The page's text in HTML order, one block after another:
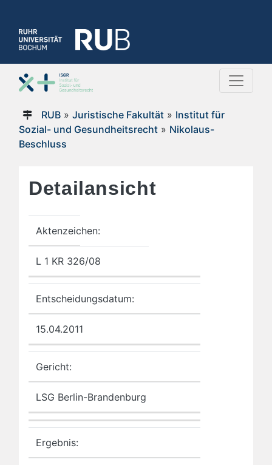
RUB» Juristische Fakultät» Institut für
Sozial- und Gesundheitsrecht » Nikolaus-
Beschluss
Detailansicht
Aktenzeichen:
L 1 KR 326/08
Entscheidungsdatum:
15.04.2011
Gericht:
LSG Berlin-Brandenburg
Ergebnis: